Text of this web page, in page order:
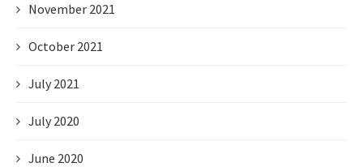
November 2021
October 2021
July 2021
July 2020
June 2020